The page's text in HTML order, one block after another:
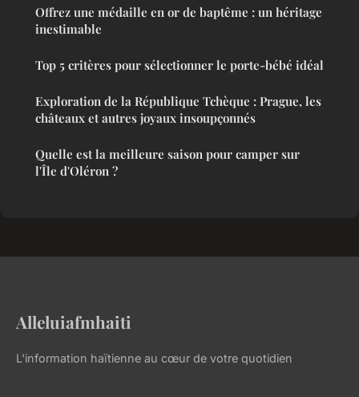
Offrez une médaille en or de baptême : un héritage
inestimable
Top 5 critères pour sélectionner le porte-bébé idéal
Exploration de la République Tchèque : Prague, les
châteaux et autres joyaux insoupçonnés
Quelle est la meilleure saison pour camper sur
l'Île d'Oléron ?
Alleluiafmhaiti
L'information haïtienne au cœur de votre quotidien